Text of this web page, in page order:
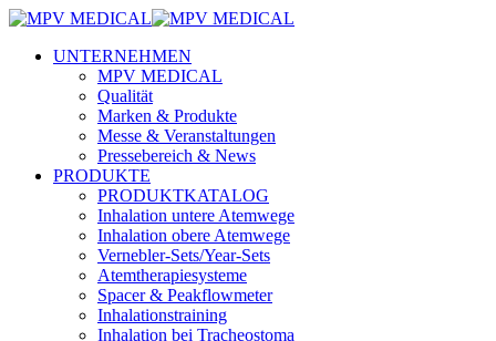
UNTERNEHMEN
MPV MEDICAL
Qualität
Marken & Produkte
Messe & Veranstaltungen
Pressebereich & News
PRODUKTE
PRODUKTKATALOG
Inhalation untere Atemwege
Inhalation obere Atemwege
Vernebler-Sets/Year-Sets
Atemtherapiesysteme
Spacer & Peakflowmeter
Inhalationstraining
Inhalation bei Tracheostoma